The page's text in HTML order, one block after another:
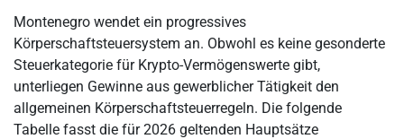
Montenegro wendet ein progressives
Körperschaftsteuersystem an. Obwohl es keine gesonderte
Steuerkategorie für Krypto-Vermögenswerte gibt,
unterliegen Gewinne aus gewerblicher Tätigkeit den
allgemeinen Körperschaftsteuerregeln. Die folgende
Tabelle fasst die für 2026 geltenden Hauptsätze